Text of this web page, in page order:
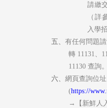
請繳
（詳
入學
五、 有任何問題
轉 11131
11130 查詢。
六、 網頁查詢位
(https://
→
【新鮮人